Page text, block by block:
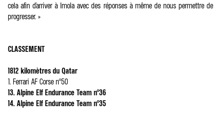
cela afin d’arriver à Imola avec des réponses à même de nous permettre de
progresser. »
CLASSEMENT
1812 kilomètres du Qatar
1. Ferrari AF Corse n°50
13. Alpine Elf Endurance Team n°36
14. Alpine Elf Endurance Team n°35